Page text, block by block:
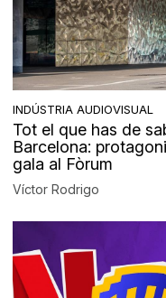
INDÚSTRIA AUDIOVISUAL
Tot el que has de
Barcelona:
gala al Fòrum
Víctor Rodrigo